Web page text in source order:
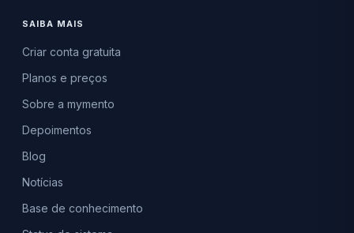
SAIBA MAIS
Criar conta gratuita
Planos e preços
Sobre a mymento
Depoimentos
Blog
Notícias
Base de conhecimento